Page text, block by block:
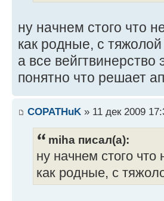
ну начнем стого что
как родные, с
а все
понятно что решает
COPATHuK » 11 дек 2009
miha писал(а):
ну начнем стого
как родные, с